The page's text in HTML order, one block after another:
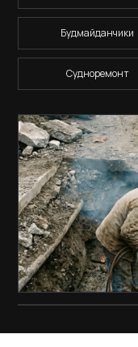
Будмайданчики
Судноремонт